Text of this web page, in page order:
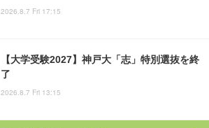
2026.8.7 Fri 17:15
【大学受験2027】神戸大「志」特別選抜を終
了
2026.8.7 Fri 13:15